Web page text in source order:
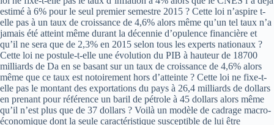
estimé à 6% pour le seul premier semestre 2015 ? Cette loi n’aspire­ t­
elle pas à un taux de croissance de 4,6% alors même qu’un tel taux n’a
jamais été atteint même durant la décennie d’opulence financière et
qu’il ne sera que de 2,3% en 2015 selon tous les experts nationaux ?
Cette loi ne postule-­t-elle une évolution du PIB à hauteur de 18700
milliards de Da en se basant sur un taux de croissance de 4,6% alors
même que ce taux est notoirement hors d’atteinte ? Cette loi ne fixe-­t­
elle pas le montant des exportations du pays à 26,4 milliards de dollars
en prenant pour référence un baril de pétrole à 45 dollars alors même
qu’il n’est plus que de 37 dollars ? Voilà un modèle de cadrage macro­
économique dont la seule caractéristique susceptible de lui être